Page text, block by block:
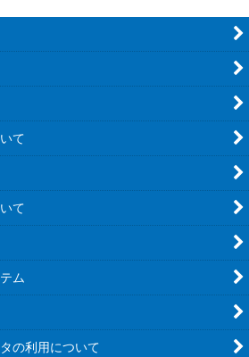
て
て
ム
の利用について